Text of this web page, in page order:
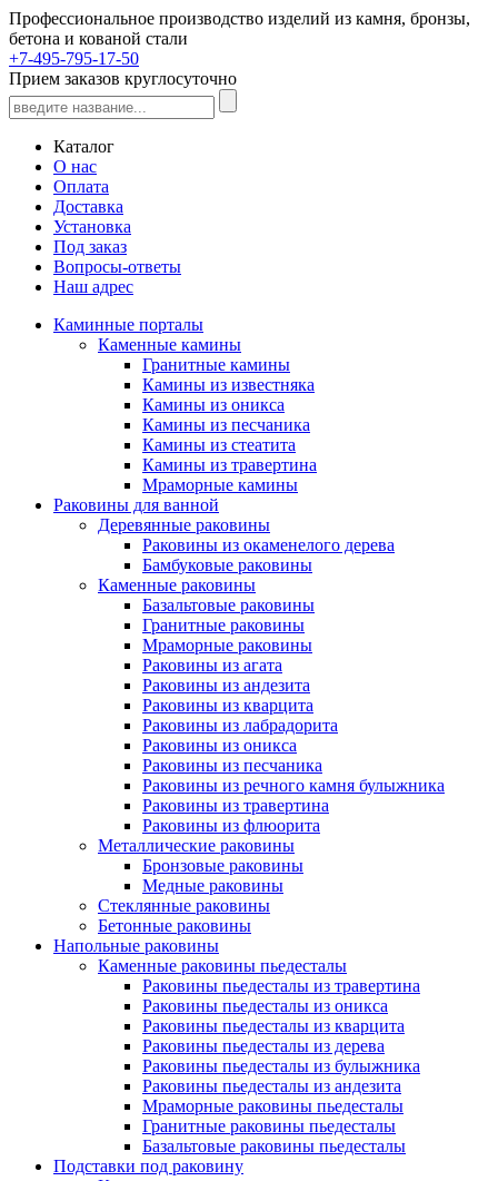
Профессиональное производство изделий из камня, бронзы,
бетона и кованой стали
+7-495-795-17-50
Прием заказов круглосуточно
Каталог
О нас
Оплата
Доставка
Установка
Под заказ
Вопросы-ответы
Наш адрес
Каминные порталы
Каменные камины
Гранитные камины
Камины из известняка
Камины из оникса
Камины из песчаника
Камины из стеатита
Камины из травертина
Мраморные камины
Раковины для ванной
Деревянные раковины
Раковины из окаменелого дерева
Бамбуковые раковины
Каменные раковины
Базальтовые раковины
Гранитные раковины
Мраморные раковины
Раковины из агата
Раковины из андезита
Раковины из кварцита
Раковины из лабрадорита
Раковины из оникса
Раковины из песчаника
Раковины из речного камня булыжника
Раковины из травертина
Раковины из флюорита
Металлические раковины
Бронзовые раковины
Медные раковины
Стеклянные раковины
Бетонные раковины
Напольные раковины
Каменные раковины пьедесталы
Раковины пьедесталы из травертина
Раковины пьедесталы из оникса
Раковины пьедесталы из кварцита
Раковины пьедесталы из дерева
Раковины пьедесталы из булыжника
Раковины пьедесталы из андезита
Мраморные раковины пьедесталы
Гранитные раковины пьедесталы
Базальтовые раковины пьедесталы
Подставки под раковину